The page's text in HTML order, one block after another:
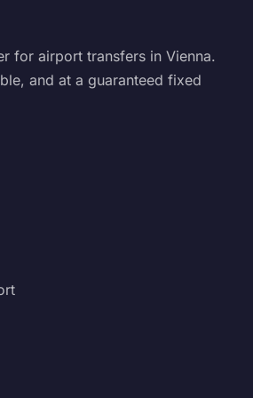
for airport transfers in Vienna.
and at a guaranteed fixed